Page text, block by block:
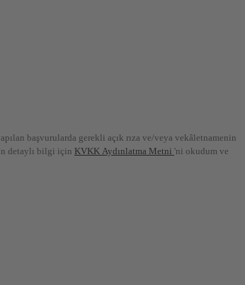
başvurularda gerekli açık rıza ve/veya vekâletnamenin
detaylı bilgi için KVKK Aydınlatma Metni 'ni okudum ve